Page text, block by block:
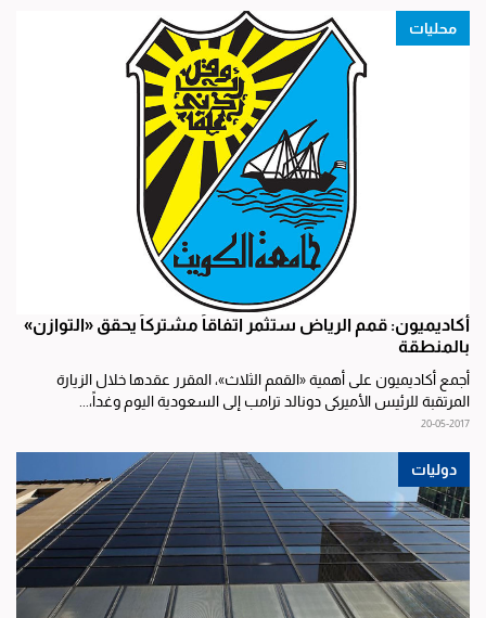
محليات
أكاديميون: قمم الرياض ستثمر اتفاقاً مشتركاً يحقق «التوازن»
بالمنطقة
أجمع أكاديميون على أهمية «القمم الثلاث»، المقرر عقدها خلال الزيارة
المرتقبة للرئيس الأميركي دونالد ترامب إلى السعودية اليوم وغداً،...
20-05-2017
دوليات